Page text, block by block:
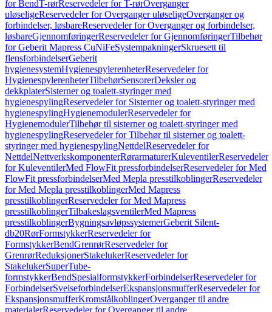
for BendT-rørReservedeler for T-rørOverganger
uløseligeReservedeler for Overganger uløseligeOverganger og
forbindelser, løsbareReservedeler for Overganger og forbindelser,
løsbareGjennomføringerReservedeler for GjennomføringerTilbehør
for Geberit Mapress CuNiFeSystempakningerSkruesett til
flensforbindelserGeberit
hygienesystemHygienespylerenheterReservedeler for
HygienespylerenheterTilbehørSensorerDeksler og
dekkplaterSisterner og toalett-styringer med
hygienespylingReservedeler for Sisterner og toalett-styringer med
hygienespylingHygienemodulerReservedeler for
HygienemodulerTilbehør til sisterner og toalett-styringer med
hygienespylingReservedeler for Tilbehør til sisterner og toalett-
styringer med hygienespylingNettdelReservedeler for
NettdelNettverkskomponenterRørarmaturerKuleventilerReservedeler
for KuleventilerMed FlowFit pressforbindelserReservedeler for Med
FlowFit pressforbindelserMed Mepla presstilkoblingerReservedeler
for Med Mepla presstilkoblingerMed Mapress
presstilkoblingerReservedeler for Med Mapress
presstilkoblingerTilbakeslagsventilerMed Mapress
presstilkoblingerBygningsavløpssystemerGeberit Silent-
db20RørFormstykkerReservedeler for
FormstykkerBendGrenrørReservedeler for
GrenrørReduksjonerStakelukerReservedeler for
StakelukerSuperTube-
formstykkerBendSpesialformstykkerForbindelserReservedeler for
ForbindelserSveiseforbindelserEkspansjonsmufferReservedeler for
EkspansjonsmufferKromstålkoblingerOverganger til andre
materialerReservedeler for Overganger til andre